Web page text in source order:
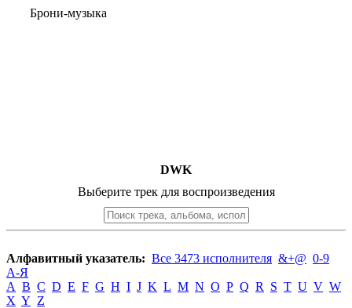
Брони-музыка
DWK
Выберите трек для воспроизведения
Алфавитный указатель: Все 3473 исполнителя &+@ 0-9
А-Я
A B C D E F G H I J K L M N O P Q R S T U V W
X Y Z